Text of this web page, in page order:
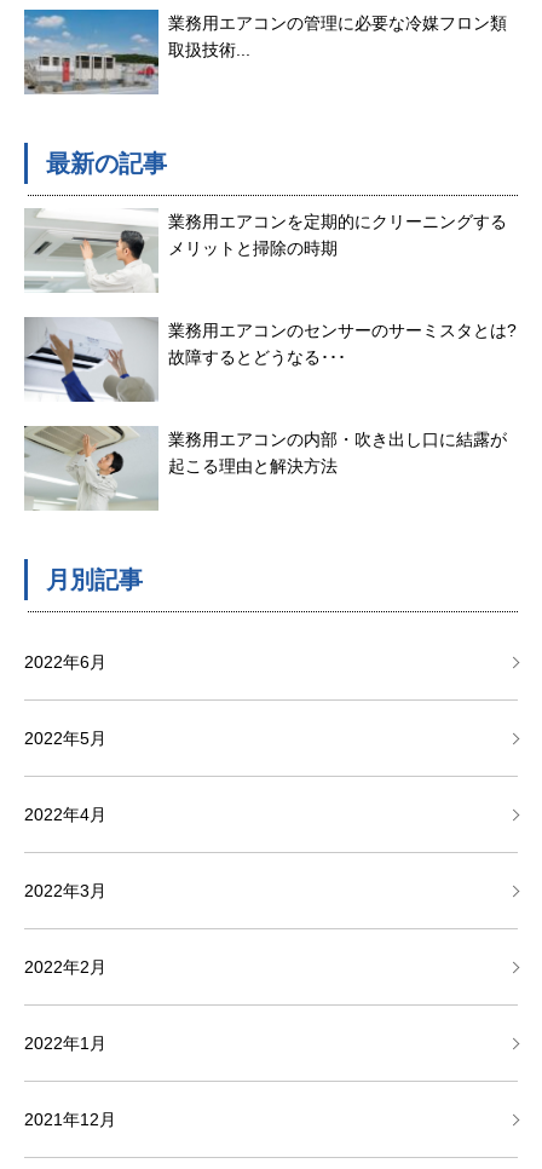
業務用エアコンの管理に必要な冷媒フロン類
取扱技術...
最新の記事
業務用エアコンを定期的にクリーニングする
メリットと掃除の時期
業務用エアコンのセンサーのサーミスタとは?
故障するとどうなる･･･
業務用エアコンの内部・吹き出し口に結露が
起こる理由と解決方法
月別記事
2022年6月
2022年5月
2022年4月
2022年3月
2022年2月
2022年1月
2021年12月